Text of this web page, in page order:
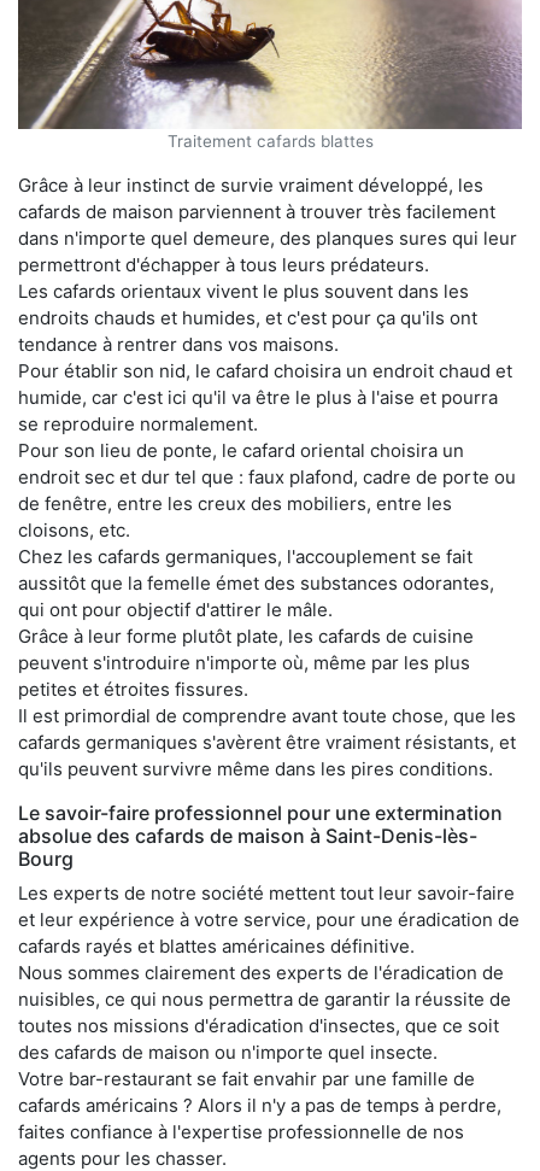
Traitement cafards blattes
Grâce à leur instinct de survie vraiment développé, les
cafards de maison parviennent à trouver très facilement
dans n'importe quel demeure, des planques sures qui leur
permettront d'échapper à tous leurs prédateurs.
Les cafards orientaux vivent le plus souvent dans les
endroits chauds et humides, et c'est pour ça qu'ils ont
tendance à rentrer dans vos maisons.
Pour établir son nid, le cafard choisira un endroit chaud et
humide, car c'est ici qu'il va être le plus à l'aise et pourra
se reproduire normalement.
Pour son lieu de ponte, le cafard oriental choisira un
endroit sec et dur tel que : faux plafond, cadre de porte ou
de fenêtre, entre les creux des mobiliers, entre les
cloisons, etc.
Chez les cafards germaniques, l'accouplement se fait
aussitôt que la femelle émet des substances odorantes,
qui ont pour objectif d'attirer le mâle.
Grâce à leur forme plutôt plate, les cafards de cuisine
peuvent s'introduire n'importe où, même par les plus
petites et étroites fissures.
Il est primordial de comprendre avant toute chose, que les
cafards germaniques s'avèrent être vraiment résistants, et
qu'ils peuvent survivre même dans les pires conditions.
Le savoir-faire professionnel pour une extermination
absolue des cafards de maison à Saint-Denis-lès-
Bourg
Les experts de notre société mettent tout leur savoir-faire
et leur expérience à votre service, pour une éradication de
cafards rayés et blattes américaines définitive.
Nous sommes clairement des experts de l'éradication de
nuisibles, ce qui nous permettra de garantir la réussite de
toutes nos missions d'éradication d'insectes, que ce soit
des cafards de maison ou n'importe quel insecte.
Votre bar-restaurant se fait envahir par une famille de
cafards américains ? Alors il n'y a pas de temps à perdre,
faites confiance à l'expertise professionnelle de nos
agents pour les chasser.